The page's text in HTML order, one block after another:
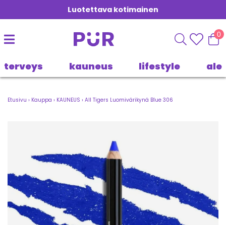
Luotettava kotimainen
0
terveys kauneus lifestyle ale
Etusivu › Kauppa › KAUNEUS › All Tigers Luomivärikynä Blue 306